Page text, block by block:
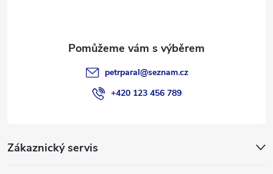
Zákaznický servis
petrparal@seznam.cz
+420 123 456 789